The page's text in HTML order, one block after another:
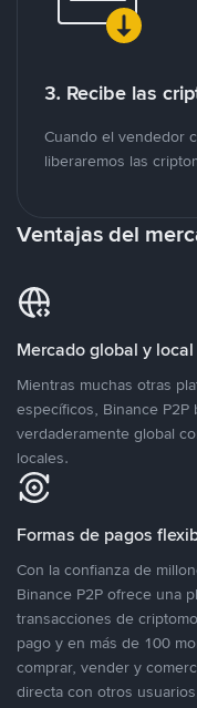
3. Recibe las
Cuando el vendedor
liberaremos las
Ventajas del
Mercado global y local
Mientras muchas otras
específicos, Binance
verdaderamente global
locales.
Formas de pagos
Con la confianza de
Binance P2P ofrece una
transacciones de
pago y en más de 100
comprar, vender y
directa con otros